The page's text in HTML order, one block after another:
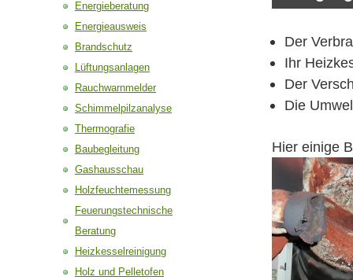
Der
Ihr
Der
Die
Hier einige
Energieberatung
Energieausweis
Brandschutz
Lüftungsanlagen
Rauchwarnmelder
Schimmelpilzanalyse
Thermografie
Baubegleitung
Gashausschau
Holzfeuchtemessung
Feuerungstechnische
Beratung
Heizkesselreinigung
Holz und Pelletofen